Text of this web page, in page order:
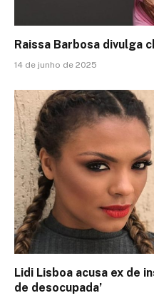
Raissa Barbosa divulga
14 de junho de 2025
Lidi Lisboa acusa ex de
de desocupada’